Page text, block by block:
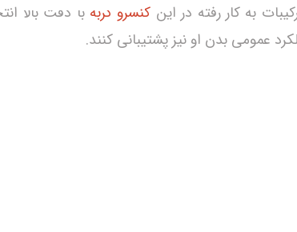
به‌ کار رفته در این کنسرو گربه با دقت بالا
عمومی بدن او نیز پشتیبانی کنند.